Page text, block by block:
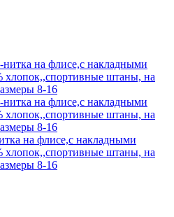
на флисе,с накладными
хлопок,,спортивные штаны, на
8-16